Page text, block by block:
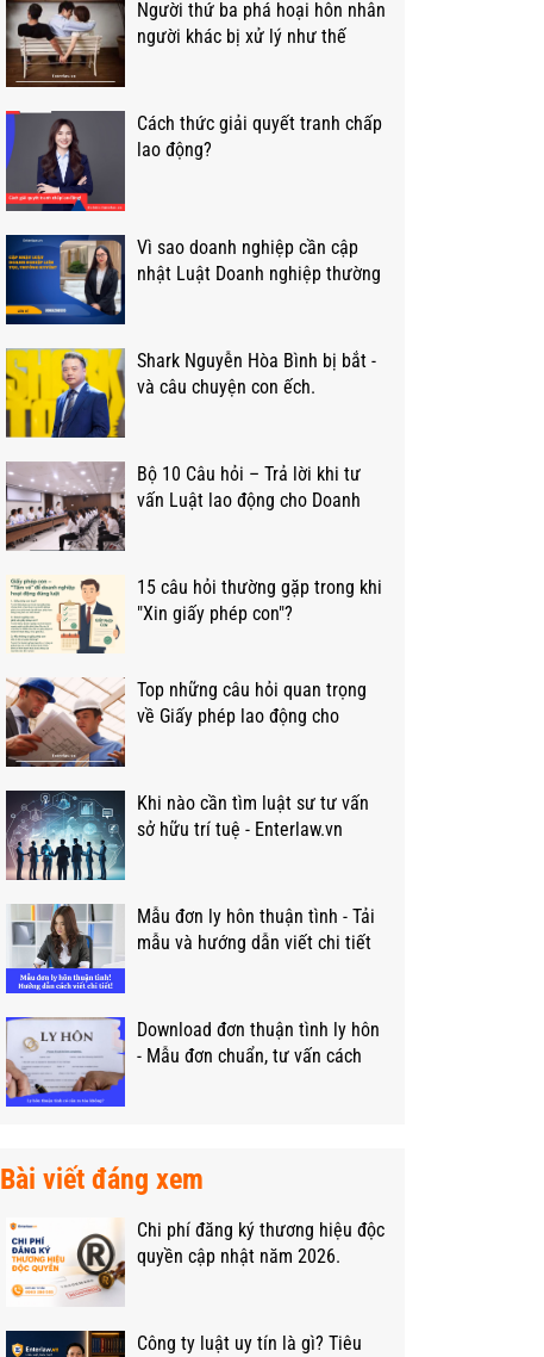
Người thứ ba phá hoại hôn nhân
người khác bị xử lý như thế
Cách thức giải quyết tranh chấp
lao động?
Vì sao doanh nghiệp cần cập
nhật Luật Doanh nghiệp thường
Shark Nguyễn Hòa Bình bị bắt -
và câu chuyện con ếch.
Bộ 10 Câu hỏi – Trả lời khi tư
vấn Luật lao động cho Doanh
15 câu hỏi thường gặp trong khi
"Xin giấy phép con"?
Top những câu hỏi quan trọng
về Giấy phép lao động cho
Khi nào cần tìm luật sư tư vấn
sở hữu trí tuệ - Enterlaw.vn
Mẫu đơn ly hôn thuận tình - Tải
mẫu và hướng dẫn viết chi tiết
Download đơn thuận tình ly hôn
- Mẫu đơn chuẩn, tư vấn cách
Bài viết đáng xem
Chi phí đăng ký thương hiệu độc
quyền cập nhật năm 2026.
Công ty luật uy tín là gì? Tiêu